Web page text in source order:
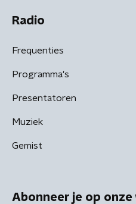
Radio
Frequenties
Programma's
Presentatoren
Muziek
Gemist
Abonneer je op onze